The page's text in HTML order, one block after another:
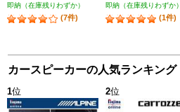
即納（在庫残りわずか）
(7件)
即納（在庫残りわずか）
(1件)
カースピーカーの人気ランキング
1位 2位